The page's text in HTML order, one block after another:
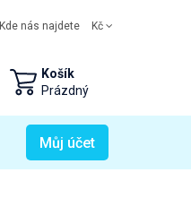
Kde nás najdete Kč
Košík
Prázdný
Můj účet